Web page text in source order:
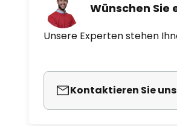
Wünschen Sie
Unsere Experten stehen
Kontaktieren Sie uns